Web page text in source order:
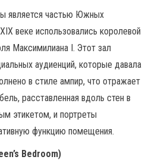
является частью Южных
веке использовались королевой
Максимилиана I. Этот зал
аудиенций, которые давала
в стиле ампир, что отражает
расставленная вдоль стен в
этикетом, и портреты
функцию помещения.
Bedroom)